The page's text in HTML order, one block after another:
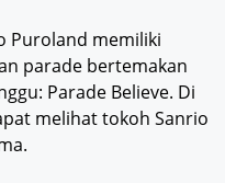
Puroland memiliki
parade bertemakan
Parade Believe. Di
melihat tokoh Sanrio